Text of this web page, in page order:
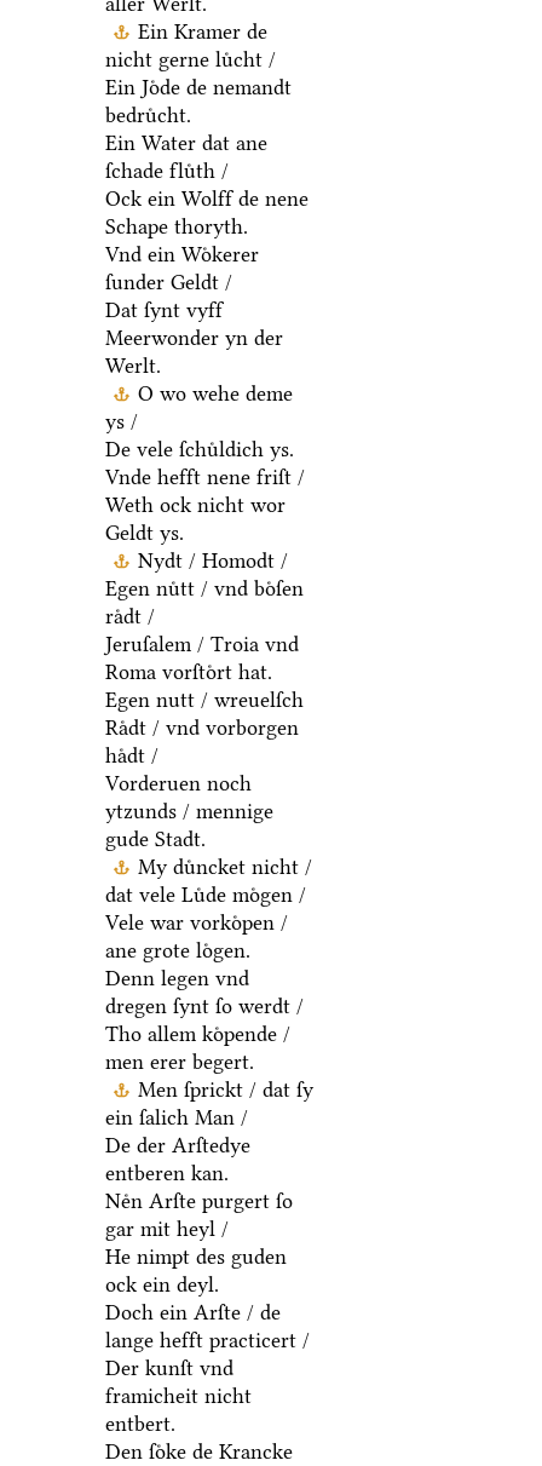
Ein Kramer de
nicht gerne luͤcht /
Ein Joͤde de nemandt
bedruͤcht.
Ein Water dat ane
ſchade fluͤth /
Ock ein Wolff de nene
Schape thoryth.
Vnd ein Woͤkerer
ſunder Geldt /
Dat ſynt vyff
Meerwonder yn der
Werlt.
O wo wehe deme
ys /
De vele ſchuͤldich ys.
Vnde hefft nene friſt /
Weth ock nicht wor
Geldt ys.
Nydt / Homodt /
Egen nuͤtt / vnd boͤſen
raͤdt /
Jeruſalem / Troia vnd
Roma vorſtoͤrt hat.
Egen nutt / wreuelſch
Raͤdt / vnd vorborgen
haͤdt /
Vorderuen noch
ytzunds / mennige
gude Stadt.
My duͤncket nicht /
dat vele Luͤde moͤgen /
Vele war vorkoͤpen /
ane grote loͤgen.
Denn legen vnd
dregen ſynt ſo werdt /
Tho allem koͤpende /
men erer begert.
Men ſprickt / dat ſy
ein ſalich Man /
De der Arſtedye
entberen kan.
Neͤn Arſte purgert ſo
gar mit heyl /
He nimpt des guden
ock ein deyl.
Doch ein Arſte / de
lange hefft practicert /
Der kunſt vnd
framicheit nicht
entbert.
Den ſoͤke de Krancke